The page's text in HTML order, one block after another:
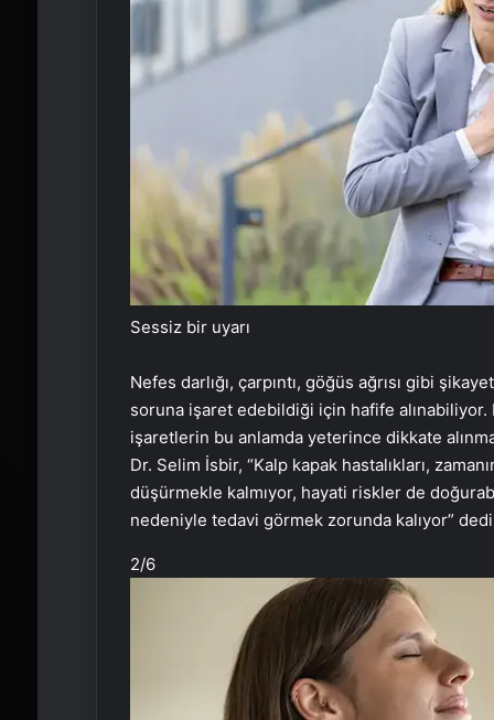
Sessiz bir uyarı
Nefes darlığı, çarpıntı, göğüs ağrısı gibi
soruna işaret edebildiği için hafife alınabiliyor.
işaretlerin bu anlamda yeterince dikkate
Dr. Selim İsbir, “Kalp kapak hastalıkları,
düşürmekle kalmıyor, hayati riskler de
nedeniyle tedavi görmek zorunda kalıyor”
2/6